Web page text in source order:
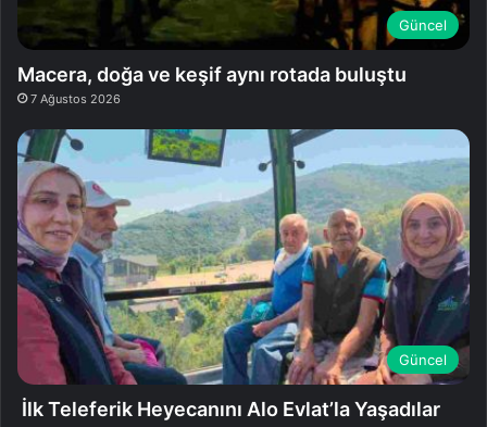
Güncel
Macera, doğa ve keşif aynı rotada buluştu
7 Ağustos 2026
Güncel
İlk Teleferik Heyecanını Alo Evlat’la Yaşadılar